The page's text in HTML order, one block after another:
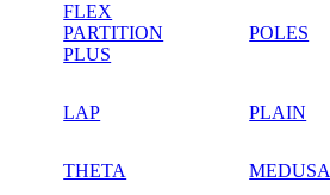
FLEX
PARTITION
PLUS
POLES
LAP PLAIN
THETA
MEDUSA